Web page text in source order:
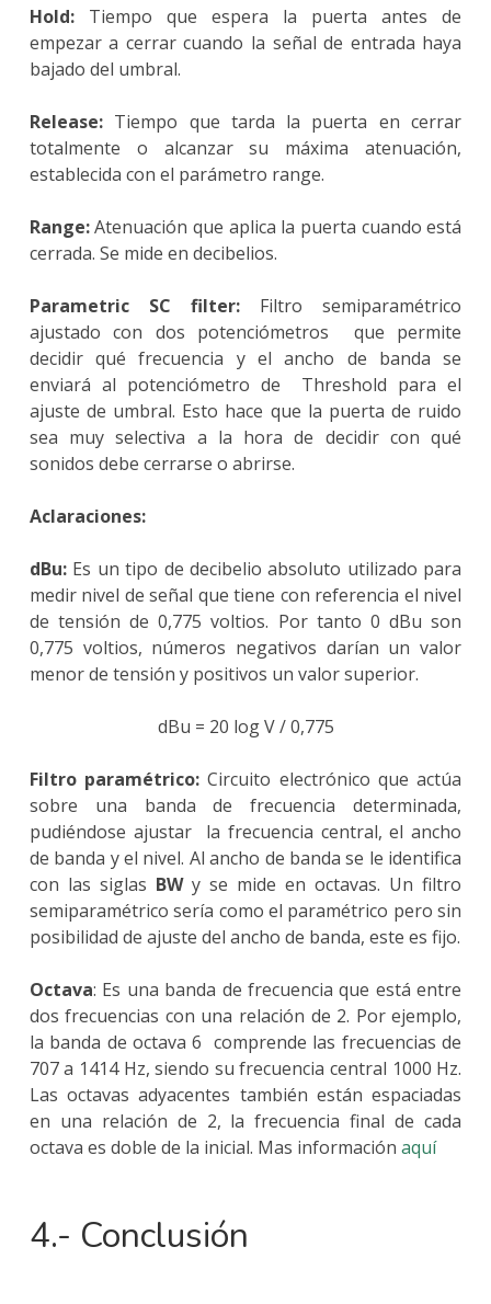
Hold:Tiempo que espera la puerta antes de
empezar a cerrar cuando la señal de entrada haya
bajado del umbral.
Release:Tiempo que tarda la puerta en cerrar
totalmente o alcanzar su máxima atenuación,
establecida con el parámetro range.
Range:Atenuación que aplica la puerta cuando está
cerrada. Se mide en decibelios.
Parametric SC filter: Filtro semiparamétrico
ajustado con dos potenciómetros que permite
decidir qué frecuencia y el ancho de banda se
enviará al potenciómetro de Threshold para el
ajuste de umbral. Esto hace que la puerta de ruido
sea muy selectiva a la hora de decidir con qué
sonidos debe cerrarse o abrirse.
Aclaraciones:
dBu:Es un tipo de decibelio absoluto utilizado para
medir nivel de señal que tiene con referencia el nivel
de tensión de 0,775 voltios. Por tanto 0 dBu son
0,775 voltios, números negativos darían un valor
menor de tensión y positivos un valor superior.
dBu = 20 log V / 0,775
Filtro paramétrico: Circuito electrónico que actúa
sobre una banda de frecuencia determinada,
pudiéndose ajustar la frecuencia central, el ancho
de banda y el nivel. Al ancho de banda se le identifica
con las siglas BWy se mide en octavas. Un filtro
semiparamétrico sería como el paramétrico pero sin
posibilidad de ajuste del ancho de banda, este es fijo.
Octava: Es una banda de frecuencia que está entre
dos frecuencias con una relación de 2. Por ejemplo,
la banda de octava 6 comprende las frecuencias de
707 a 1414 Hz, siendo su frecuencia central 1000 Hz.
Las octavas adyacentes también están espaciadas
en una relación de 2, la frecuencia final de cada
octava es doble de la inicial. Mas información aquí
4.- Conclusión